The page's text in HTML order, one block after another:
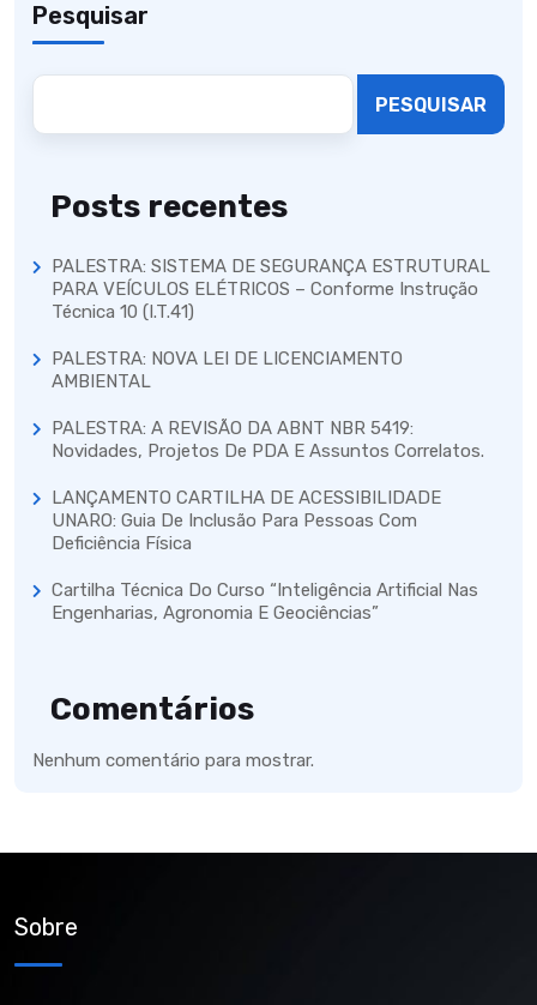
Pesquisar
PESQUISAR
Posts recentes
PALESTRA: SISTEMA DE SEGURANÇA ESTRUTURAL
PARA VEÍCULOS ELÉTRICOS – Conforme Instrução
Técnica 10 (I.T.41)
PALESTRA: NOVA LEI DE LICENCIAMENTO
AMBIENTAL
PALESTRA: A REVISÃO DA ABNT NBR 5419:
Novidades, Projetos De PDA E Assuntos Correlatos.
LANÇAMENTO CARTILHA DE ACESSIBILIDADE
UNARO: Guia De Inclusão Para Pessoas Com
Deficiência Física
Cartilha Técnica Do Curso “Inteligência Artificial Nas
Engenharias, Agronomia E Geociências”
Comentários
Nenhum comentário para mostrar.
Sobre